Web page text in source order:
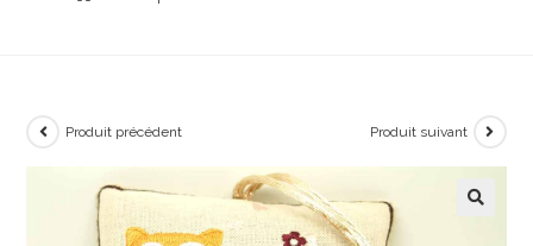
Produit précédent Produit suivant